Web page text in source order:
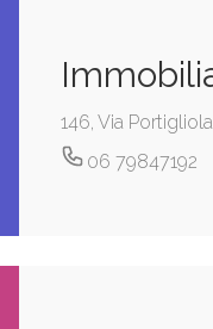
146, Via
06 79847192